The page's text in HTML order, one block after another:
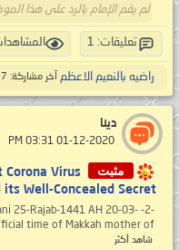
لم يقم الإمام بالرد على هذا
تعليقات: 1 المشاهدات:
راضيه بالنعيم الاعظم آخر مشاركة: 07-12-2023,
دينا
مثبت
Virus
its Well-Concealed Secret
25-Rajab-1441 AH 20-03-
time of Makkah mother of...
شاهد أكثر